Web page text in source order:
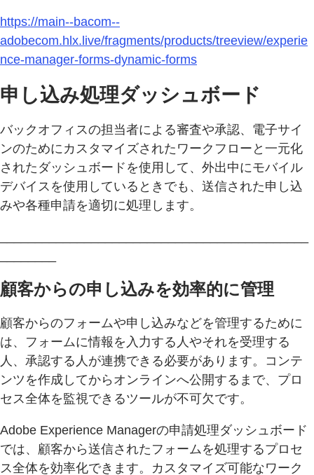
https://main--bacom--
adobecom.hlx.live/fragments/products/treeview/experie
nce-manager-forms-dynamic-forms
申し込み処理ダッシュボード
バックオフィスの担当者による審査や承認、電子サイ
ンのためにカスタマイズされたワークフローと一元化
されたダッシュボードを使用して、外出中にモバイル
デバイスを使用しているときでも、送信された申し込
みや各種申請を適切に処理します。
顧客からの申し込みを効率的に管理
顧客からのフォームや申し込みなどを管理するために
は、フォームに情報を入力する人やそれを受理する
人、承認する人が連携できる必要があります。コンテ
ンツを作成してからオンラインへ公開するまで、プロ
セス全体を監視できるツールが不可欠です。
Adobe Experience Managerの申請処理ダッシュボード
では、顧客から送信されたフォームを処理するプロセ
ス全体を効率化できます。カスタマイズ可能なワーク